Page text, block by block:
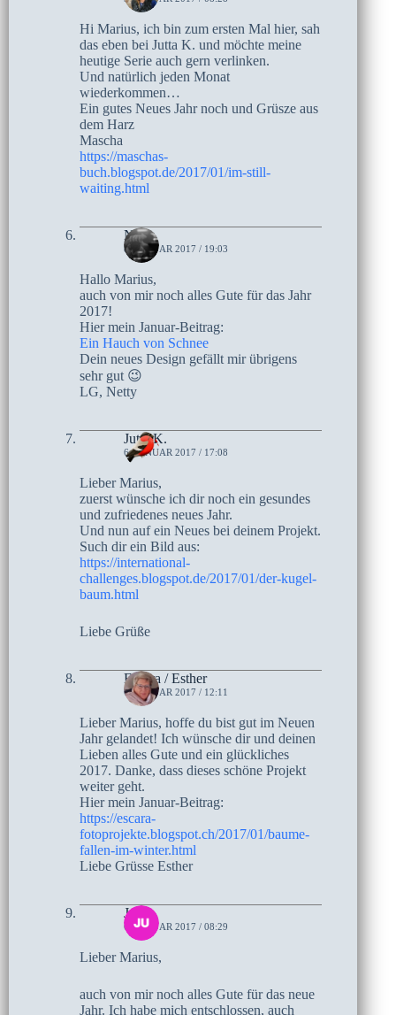
Hi Marius, ich bin zum ersten Mal hier, sah
das eben bei Jutta K. und möchte meine
heutige Serie auch gern verlinken.
Und natürlich jeden Monat
wiederkommen…
Ein gutes Neues Jahr noch und Grüsze aus
dem Harz
Mascha
https://maschas-
buch.blogspot.de/2017/01/im-still-
waiting.html
Netty
8. JANUAR 2017 / 19:03
Hallo Marius,
auch von mir noch alles Gute für das Jahr
2017!
Hier mein Januar-Beitrag:
Ein Hauch von Schnee
Dein neues Design gefällt mir übrigens
sehr gut 😉
LG, Netty
Jutta K.
6. JANUAR 2017 / 17:08
Lieber Marius,
zuerst wünsche ich dir noch ein gesundes
und zufriedenes neues Jahr.
Und nun auf ein Neues bei deinem Projekt.
Such dir ein Bild aus:
https://international-
challenges.blogspot.de/2017/01/der-kugel-
baum.html
Liebe Grüße
Escara / Esther
6. JANUAR 2017 / 12:11
Lieber Marius, hoffe du bist gut im Neuen
Jahr gelandet! Ich wünsche dir und deinen
Lieben alles Gute und ein glückliches
2017. Danke, dass dieses schöne Projekt
weiter geht.
Hier mein Januar-Beitrag:
https://escara-
fotoprojekte.blogspot.ch/2017/01/baume-
fallen-im-winter.html
Liebe Grüsse Esther
Jutta
6. JANUAR 2017 / 08:29
Lieber Marius,
auch von mir noch alles Gute für das neue
Jahr. Ich habe mich entschlossen, auch